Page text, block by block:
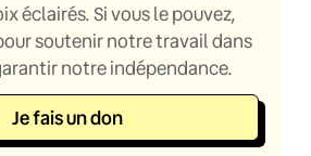
éclairés. Si vous le pouvez,
soutenir notre travail dans
notre indépendance.
Je fais un don